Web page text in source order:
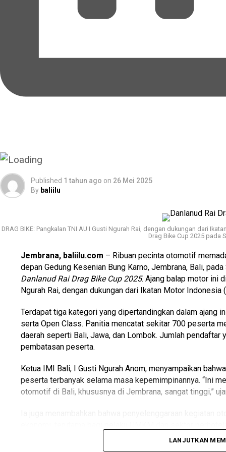
Published 1 tahun ago on 26 Mei 2025
By baliilu
DRAG BIKE: Pangkalan TNI AU I Gusti Ngurah Rai, dengan dukungan dari
Drag Bike Cup 2025 pada
Jembrana, baliilu.com – Ribuan pecinta otomotif
depan Gedung Kesenian Bung Karno, Jembrana, Bali,
Danlanud Rai Drag Bike Cup 2025. Ajang balap motor ini
Ngurah Rai, dengan dukungan dari Ikatan Motor
Terdapat tiga kategori yang dipertandingkan dalam ajang
serta Open Class. Panitia mencatat sekitar 700 peserta
daerah seperti Bali, Jawa, dan Lombok. Jumlah
pembatasan peserta.
Ketua IMI Bali, I Gusti Ngurah Anom, menyampaikan
peserta terbanyak selama masa kepemimpinannya. “Ini
otomotif di Bali, khususnya di Jembrana, sangat tinggi,”
LANJUTKAN